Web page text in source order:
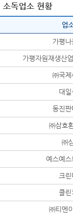
소독업소 현황
업
가평
가평자원재생산
㈜국제
대
동진판
㈜삼호
㈜
예스예
크린
클린
㈜티멘